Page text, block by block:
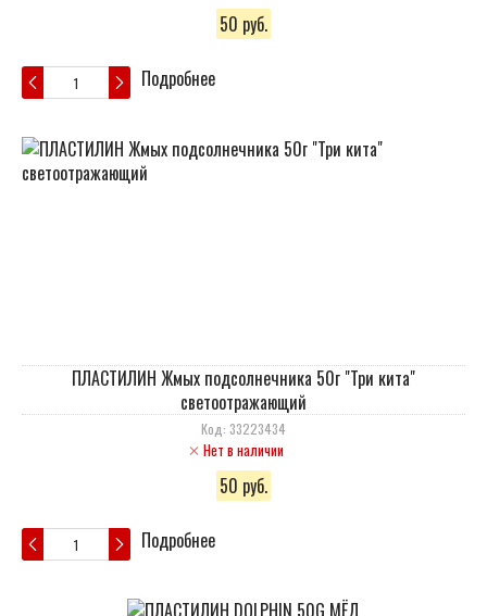
50 руб.
Подробнее
ПЛАСТИЛИН Жмых подсолнечника 50г "Три кита"
светоотражающий
Код: 33223434
Нет в наличии
50 руб.
Подробнее